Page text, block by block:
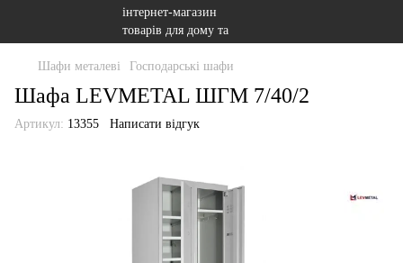
Шафи металеві Господарські шафи
Шафа LEVMETAL ШГМ 7/40/2
Артикул: 13355 Написати відгук